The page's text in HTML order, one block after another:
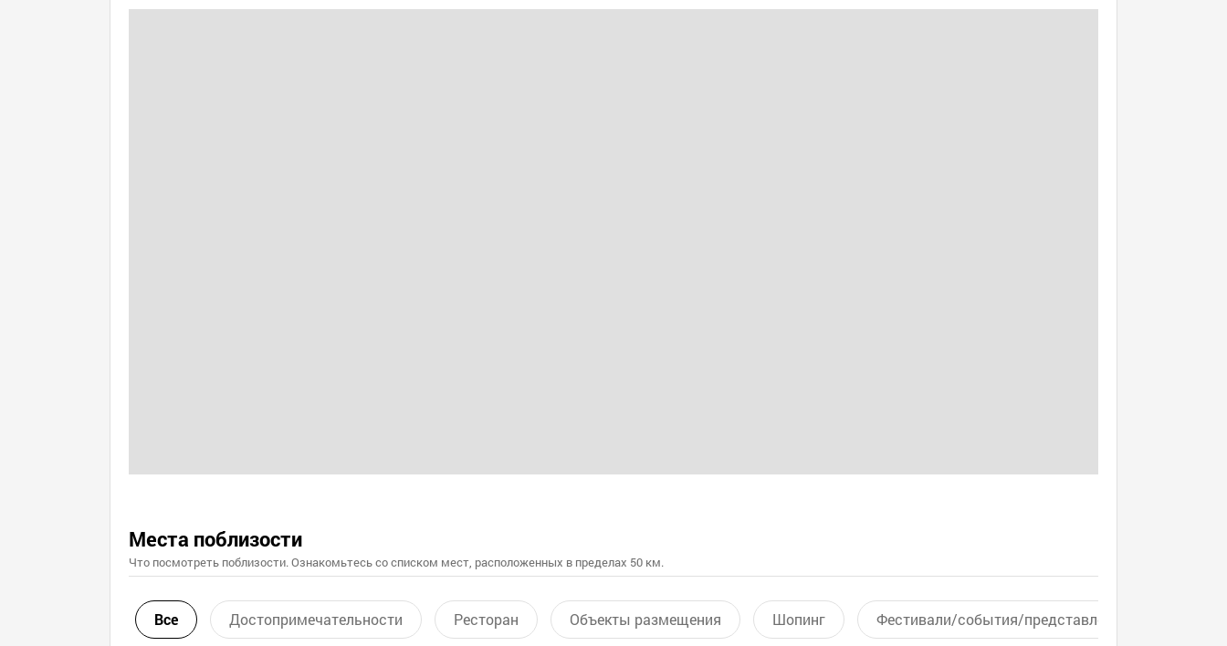
Места поблизости
Что посмотреть поблизости. Ознакомьтесь со списком мест, расположенных в пределах 50 км.
Все Достопримечательности Ресторан Объекты размещения Шопинг Фестивали/события/представления